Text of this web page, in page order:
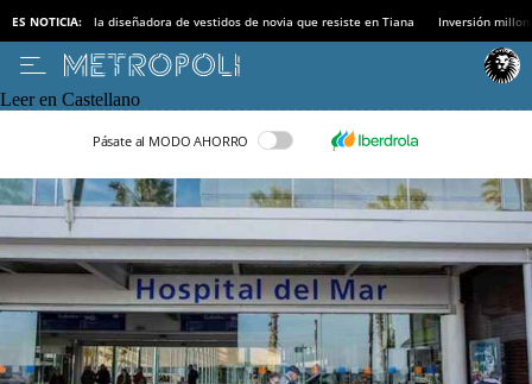
ES NOTICIA: la diseñadora de vestidos de novia que resiste en Tiana Inversión
Leer en Castellano
Pásate al MODO AHORRO